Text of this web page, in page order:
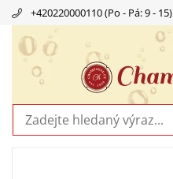
+420220000110 (Po - Pá: 9 - 15)